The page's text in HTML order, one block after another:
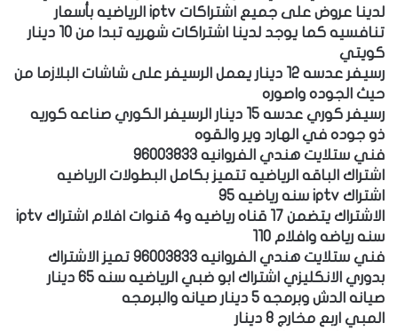
لدينا عروض على جميع اشتراكات iptv الرياضيه بأسعار
تنافسيه كما يوجد لدينا اشتراكات شهريه تبدا من 10 دينار
كويتي
رسيفر عدسه 12 دينار يعمل الرسيفر على شاشات البلازما من
حيث الجوده واصوره
رسيفر كوري عدسه 15 دينار الرسيفر الكوري صناعه كوريه
ذو جوده في الهارد وير والقوه
فني ستلايت هندي الفروانيه 96003833
اشتراك الباقه الرياضيه تتميز بكامل البطولات الرياضيه
اشتراك iptv سنه رياضيه 95
الاشتراك يتضمن 17 قناه رياضيه و4 قنوات افلام اشتراك iptv
سنه رياضه وافلام 110
فني ستلايت هندي الفروانيه 96003833 تميز الاشتراك
بدوري الانكليزي اشتراك ابو ضبي الرياضيه سنه 65 دينار
صيانه الدش وبرمجه 5 دينار صيانه والبرمجه
المبي اربع مخارج 8 دينار